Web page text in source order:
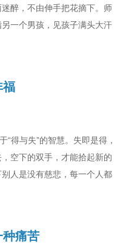
醉，不由伸手把花摘下。师
一个男孩，见孩子满头大汗
福
“得与失”的智慧。失即是得，
空下的双手，才能拾起新的
人是没有慈悲，每一个人都
种痛苦